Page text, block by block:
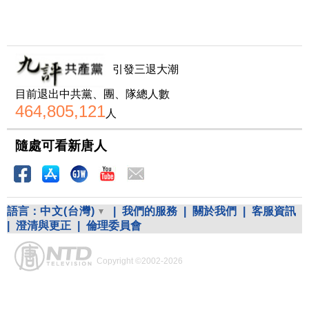
引發三退大潮
目前退出中共黨、團、隊總人數
464,805,121人
隨處可看新唐人
語言： 中文(台灣) 我們的服務 關於我們
客服資訊
澄清與更正 倫理委員會
Copyright ©2002-2026